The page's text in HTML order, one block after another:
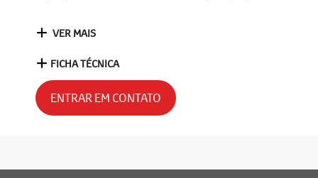
VER MAIS
FICHA TÉCNICA
ENTRAR EM CONTATO